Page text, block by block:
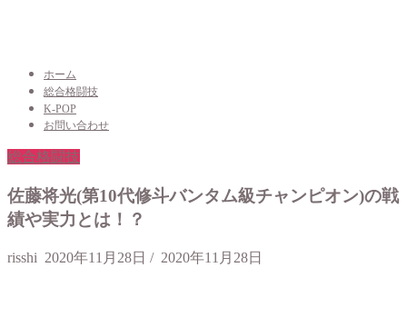
ホーム
総合格闘技
K-POP
お問い合わせ
総合格闘技
佐藤将光(第10代修斗バンタム級チャンピオン)の戦
績や実力とは！？
risshi 2020年11月28日 / 2020年11月28日